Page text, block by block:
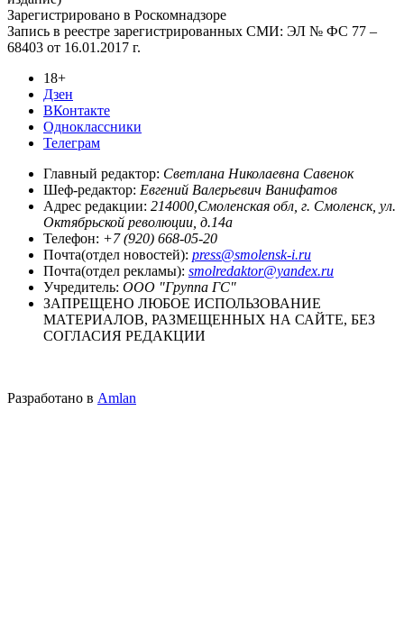
Зарегистрировано в Роскомнадзоре
Запись в реестре зарегистрированных СМИ: ЭЛ № ФС 77 –
68403 от 16.01.2017 г.
18+
Дзен
ВКонтакте
Одноклассники
Телеграм
Главный редактор: Светлана Николаевна Савенок
Шеф-редактор: Евгений Валерьевич Ванифатов
Адрес редакции: 214000,Смоленская обл, г. Смоленск, ул.
Октябрьской революции, д.14а
Телефон: +7 (920) 668-05-20
Почта(отдел новостей): press@smolensk-i.ru
Почта(отдел рекламы): smolredaktor@yandex.ru
Учредитель: ООО "Группа ГС"
ЗАПРЕЩЕНО ЛЮБОЕ ИСПОЛЬЗОВАНИЕ
МАТЕРИАЛОВ, РАЗМЕЩЕННЫХ НА САЙТЕ, БЕЗ
СОГЛАСИЯ РЕДАКЦИИ
Разработано в Amlan